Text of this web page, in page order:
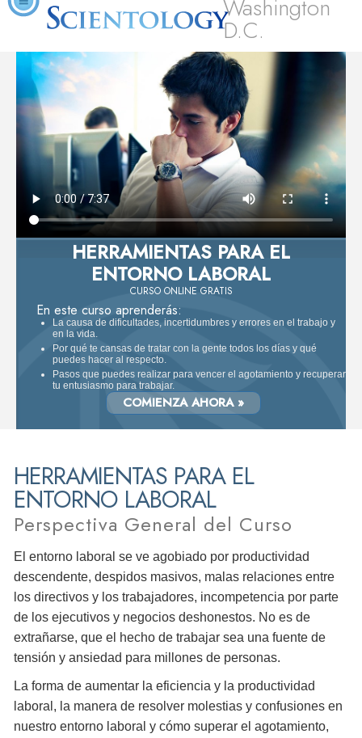
Washington
D.C.
HERRAMIENTAS PARA EL
ENTORNO LABORAL
CURSO ONLINE GRATIS
En este curso aprenderás:
La causa de dificultades, incertidumbres y errores en el trabajo y
en la vida.
Por qué te cansas de tratar con la gente todos los días y qué
puedes hacer al respecto.
Pasos que puedes realizar para vencer el agotamiento y recuperar
tu entusiasmo para trabajar.
COMIENZA AHORA »
HERRAMIENTAS PARA EL
ENTORNO LABORAL
Perspectiva General del Curso
El entorno laboral se ve agobiado por productividad
descendente, despidos masivos, malas relaciones entre
los directivos y los trabajadores, incompetencia por parte
de los ejecutivos y negocios deshonestos. No es de
extrañarse, que el hecho de trabajar sea una fuente de
tensión y ansiedad para millones de personas.
La forma de aumentar la eficiencia y la productividad
laboral, la manera de resolver molestias y confusiones en
nuestro entorno laboral y cómo superar el agotamiento,